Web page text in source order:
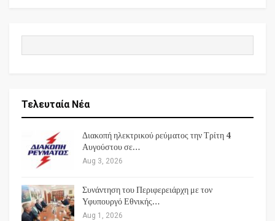
Τελευταία Νέα
Διακοπή ηλεκτρικού ρεύματος την Τρίτη 4
Αυγούστου σε…
Aug 3, 2026
Συνάντηση του Περιφερειάρχη με τον
Υφυπουργό Εθνικής…
Aug 1, 2026